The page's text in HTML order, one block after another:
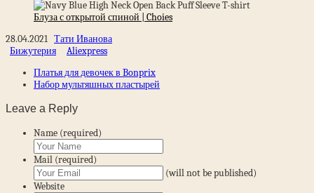
Блуза с открытой спиной | Choies
28.04.2021 Тати Иванова
Бижутерия
Aliexpress
Платья для девочек в Bonprix
Набор мультяшных пластырей
Leave a Reply
Name (required)
Mail (required)
(will not be published)
Website